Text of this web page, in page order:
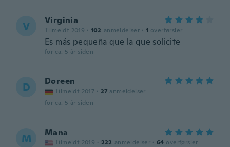
V Virginia
Tilmeldt 2019 · 102 anmeldelser · 1 overførsler
Es más pequeña que la que solicite
for ca. 5 år siden
D Doreen
Tilmeldt 2017 · 27 anmeldelser
for ca. 5 år siden
M Mana
Tilmeldt 2019 · 222 anmeldelser · 64 overførsler